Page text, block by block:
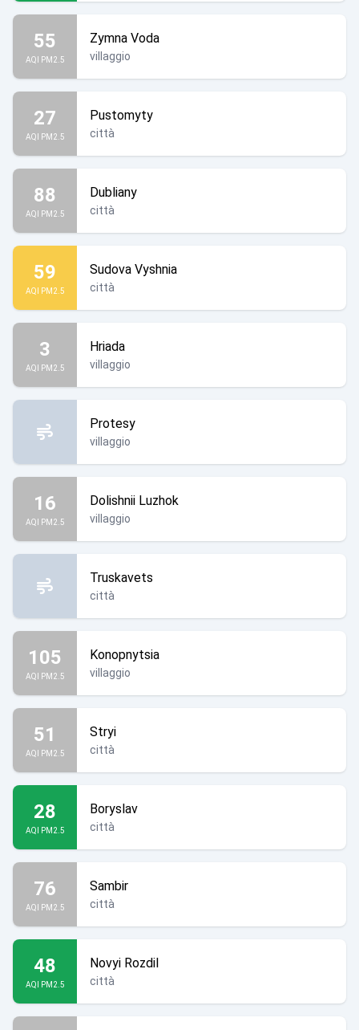
55
AQI PM2.5
Zymna Voda
villaggio
27
AQI PM2.5
Pustomyty
città
88
AQI PM2.5
Dubliany
città
59
AQI PM2.5
Sudova Vyshnia
città
3
AQI PM2.5
Hriada
villaggio
Protesy
villaggio
16
AQI PM2.5
Dolishnii Luzhok
villaggio
Truskavets
città
105
AQI PM2.5
Konopnytsia
villaggio
51
AQI PM2.5
Stryi
città
28
AQI PM2.5
Boryslav
città
76
AQI PM2.5
Sambir
città
48
AQI PM2.5
Novyi Rozdil
città